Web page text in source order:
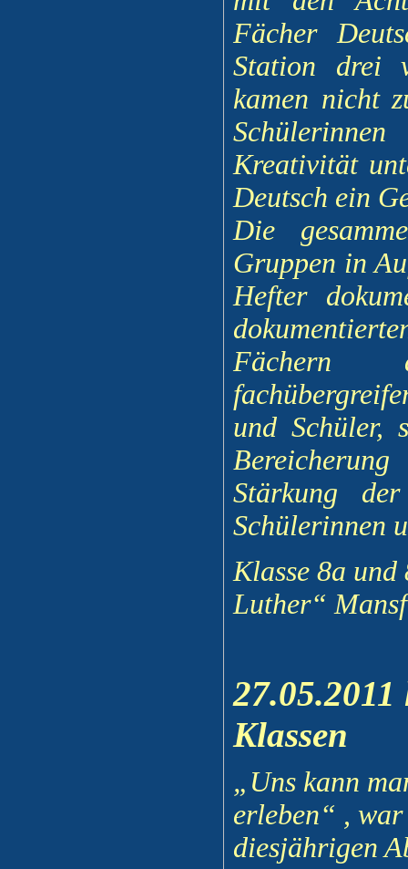
Fächer
Station drei
kamen nicht
Kreativität
Deutsch ein
Die
Gruppen in
Hefter
Fächern
und Schüler,
Stärkung
Schülerinnen
Klasse 8a
Luther“
Klassen
„Uns kann
erleben“ ,
diesjährigen